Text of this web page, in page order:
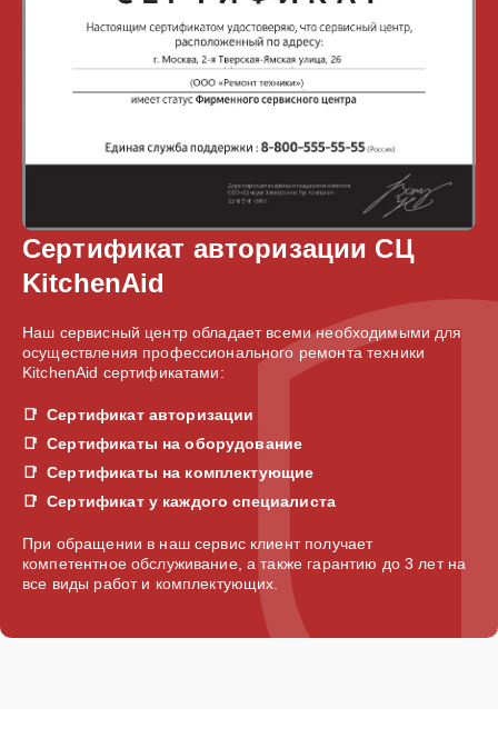
Сертификат авторизации СЦ
KitchenAid
Наш сервисный центр обладает всеми необходимыми для
осуществления профессионального ремонта техники
KitchenAid сертификатами:
Сертификат авторизации
Сертификаты на оборудование
Сертификаты на комплектующие
Сертификат у каждого специалиста
При обращении в наш сервис клиент получает
компетентное обслуживание, а также гарантию до 3 лет на
все виды работ и комплектующих.